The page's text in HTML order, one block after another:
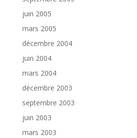
juin 2005
mars 2005
décembre 2004
juin 2004
mars 2004
décembre 2003
septembre 2003
juin 2003
mars 2003